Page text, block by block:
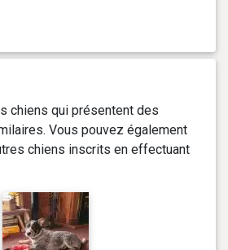
chiens qui présentent des
Vous pouvez également
chiens inscrits en effectuant